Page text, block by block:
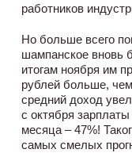
работников
Но больше всего
шампанское вновь
итогам ноября им
рублей больше,
средний доход
с октября
месяца – 47%!
самых смелых